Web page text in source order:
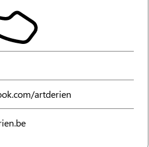
artderien